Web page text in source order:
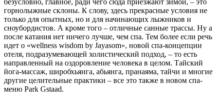
горнолыжные склоны. К слову, здесь прекрасные условия не
только для опытных, но и для начинающих лыжников и
сноубордистов. А кроме того – отличные санные трассы. Ну а
после катания нет ничего лучше, чем спа. Тем более если речь
идет о «wellness wisdom by Jayasom», новой спа-концепции
отеля, подразумевающей холистический подход, – то есть
направленный на оздоровление человека в целом. Тайский
йога-массаж, широбхьянга, абьянга, пранаяма, тайчи и многие
другие целительные практики – все это также в новом спа-
меню Park Gstaad.